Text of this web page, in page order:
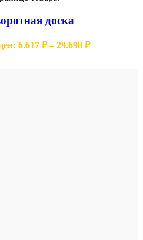
доска
6.617 ₽ – 29.698 ₽